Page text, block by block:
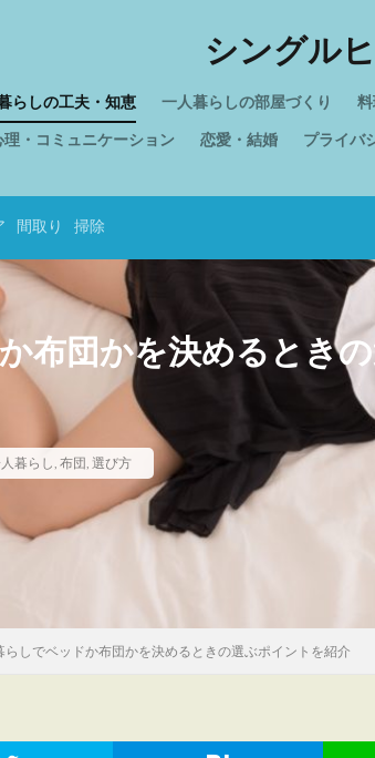
シングル
らしの工夫・知恵 一人暮らしの部屋づくり
理・コミュニケーション
恋愛・結婚 プライバ
間取り 掃除
布団かを決めるとき
暮らし, 布団, 選び方
らしでベッドか布団かを決めるときの選ぶポイントを紹介